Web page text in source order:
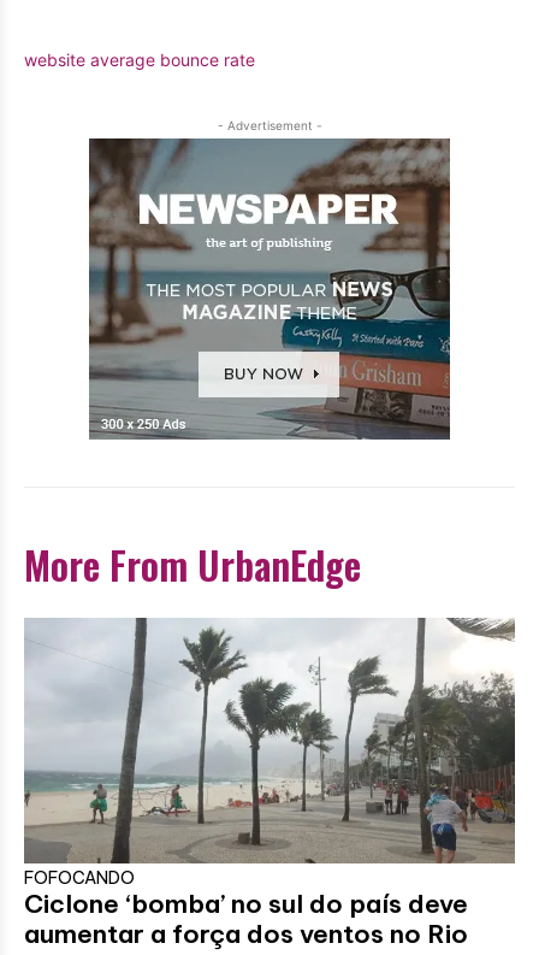
website average bounce rate
- Advertisement -
More From UrbanEdge
FOFOCANDO
Ciclone ‘bomba’ no sul do país deve
aumentar a força dos ventos no Rio